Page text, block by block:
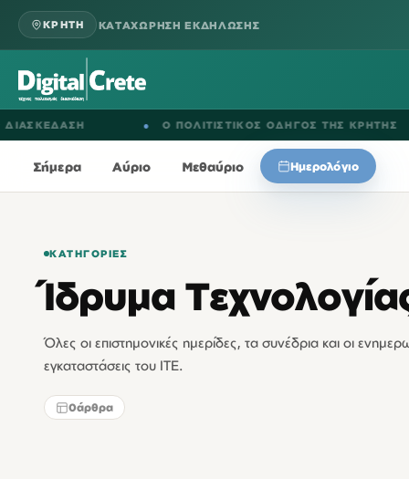
ΚΡΗΤΗ ΚΑΤΑΧΩΡΗΣΗ ΕΚΔΗΛΩΣΗΣ
Ο ΠΟΛΙΤΙΣΤΙΚΟΣ ΟΔΗΓΟΣ ΤΗΣ ΚΡΗΤΗΣ
Σήμερα Αύριο Μεθαύριο Ημερολόγιο
ΚΑΤΗΓΟΡΊΕΣ
Ίδρυμα
Όλες οι επιστημονικές ημερίδες, τα συνέδρια και οι
εγκαταστάσεις του ΙΤΕ.
0άρθρα